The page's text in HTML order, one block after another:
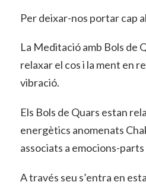
Per deixar-nos portar cap
La Meditació amb Bols de
relaxar el cos i la ment en
vibració.
Els Bols de Quars estan
energètics anomenats
associats a emocions-parts
A través seu s’entra en